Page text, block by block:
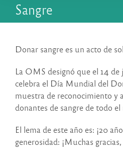
Sangre
Donar sangre es un acto de
La OMS designó que el 14 de
celebra el Día Mundial del
muestra de reconocimiento y
donantes de sangre de todo
El lema de este año es: ¡20
generosidad: ¡Muchas